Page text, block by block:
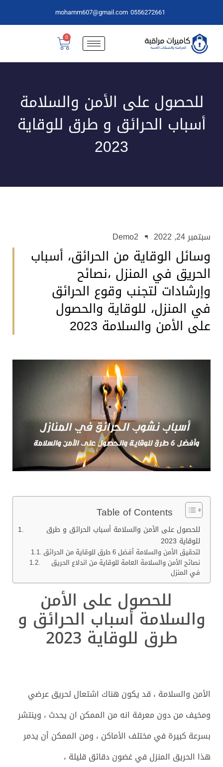
0556272661
mohamm607@gmail.com
0
للحصول على الأمن والسلامة
أسباب الحرائق و طرق للوقاية
2023
سبتمبر 24, 2022 Demo2
وسائل الوقاية من الحرائق، أسباب
الحريق في المنزل ،نصائح
وإرشادات لتجنب وقوع الحرائق
في المنزل، للوقاية والحصول
على الأمن والسلامة 2023
Table of Contents
للوقاية 2023
لتحقيق الأمن والسلامة أفضل 6 طرق للوقاية من الحرائق
نصائح الأمن والسلامة العامة للوقاية من اندلاع الحريق
في المنزل
للحصول على الأمن
والسلامة أسباب الحرائق و
طرق للوقاية 2023
الأمن والسلامة ، قد يكون هناك اشتعال لحريق عرضي
ومخيف من دون معرفة انه من الممكن ان يحدث ، وينتشر
بسرعة كبيرة في مختلف الأماكن ، ومن الممكن أن يدمر
هذا الحريق المنزل في غضون دقائق قليلة ،